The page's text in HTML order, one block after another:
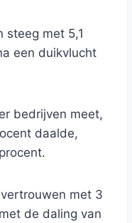
steeg met 5,1
een duikvlucht
bedrijven meet,
daalde,
met 3
de daling van